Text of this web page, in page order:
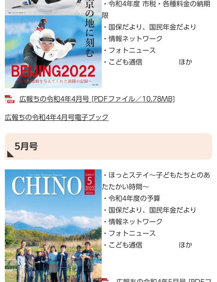
・令和4年度 市税・各種料金の納期
限
・国保だより、国民年金だより
・情報ネットワーク
・フォトニュース
・こども通信 ほか
広報ちの令和4年4月号 [PDFファイル／10.78MB]
広報ちの令和4年4月号電子ブック
5月号
・ほっとステイ～子どもたちとのあ
たたかい時間～
・令和4年度の予算
・国保だより、国民年金だより
・情報ネットワーク
・フォトニュース
・こども通信 ほか